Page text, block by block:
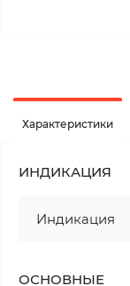
Характеристики
ИНДИКАЦИЯ
Индикация
ОСНОВНЫЕ